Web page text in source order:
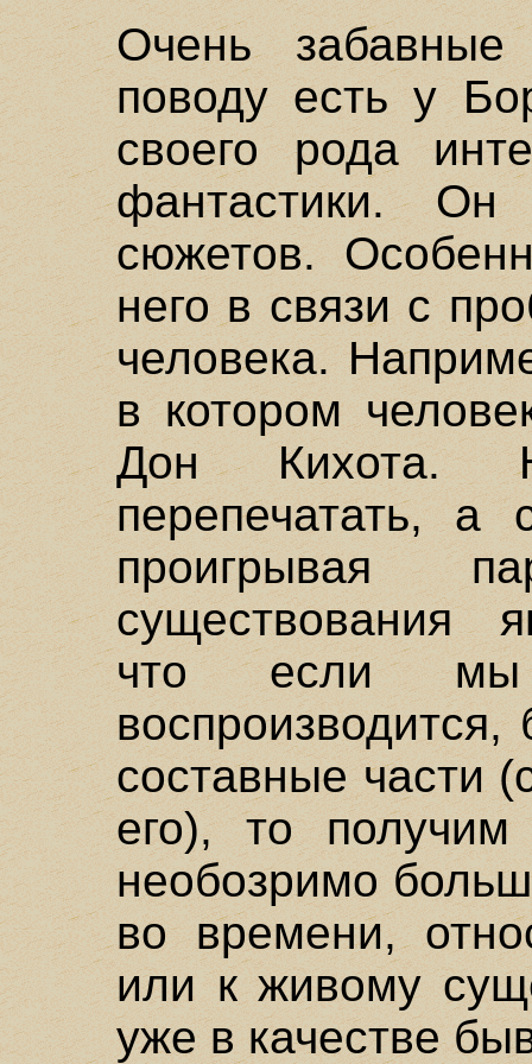
Очень
поводу есть у
своего рода
фантастики.
сюжетов.
него в связи с
человека.
в котором
Дон Кихота.
перепечатать, а
проигрывая
существования
что если мы
составные части
его), то
необозримо
во времени,
или к живому
уже в качестве